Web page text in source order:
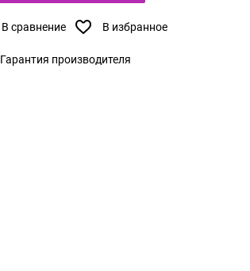
В сравнение В избранное
Гарантия производителя